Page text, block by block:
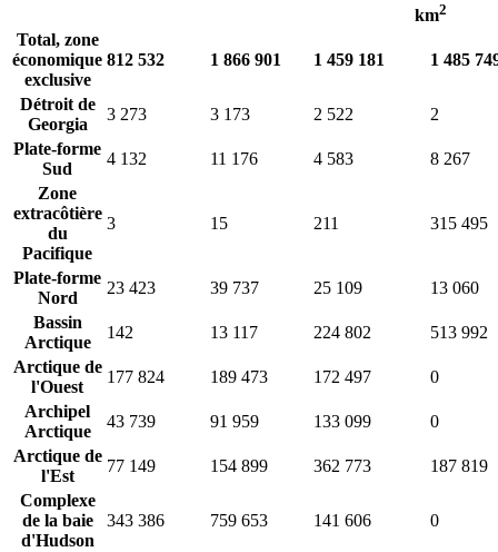
km2
Total, zone
économique
exclusive
812 532 1 866 901 1 459 181 1 485
Détroit de
Georgia
3 273 3 173 2 522
2
Plate-forme
Sud
4 132 11 176 4 583
8 267
Zone
extracôtière
du
Pacifique
3 15 211 315 495
Plate-forme
Nord
23 423 39 737 25 109
13 060
Bassin
Arctique
142 13 117 224 802
513 992
Arctique de
l'Ouest
177 824 189 473 172 497
0
Archipel
Arctique
43 739 91 959 133 099
0
Arctique de
l'Est
77 149 154 899 362 773
187 819
Complexe
de la baie
d'Hudson
343 386 759 653 141 606 0